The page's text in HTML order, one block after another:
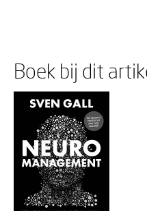
Boek bij dit